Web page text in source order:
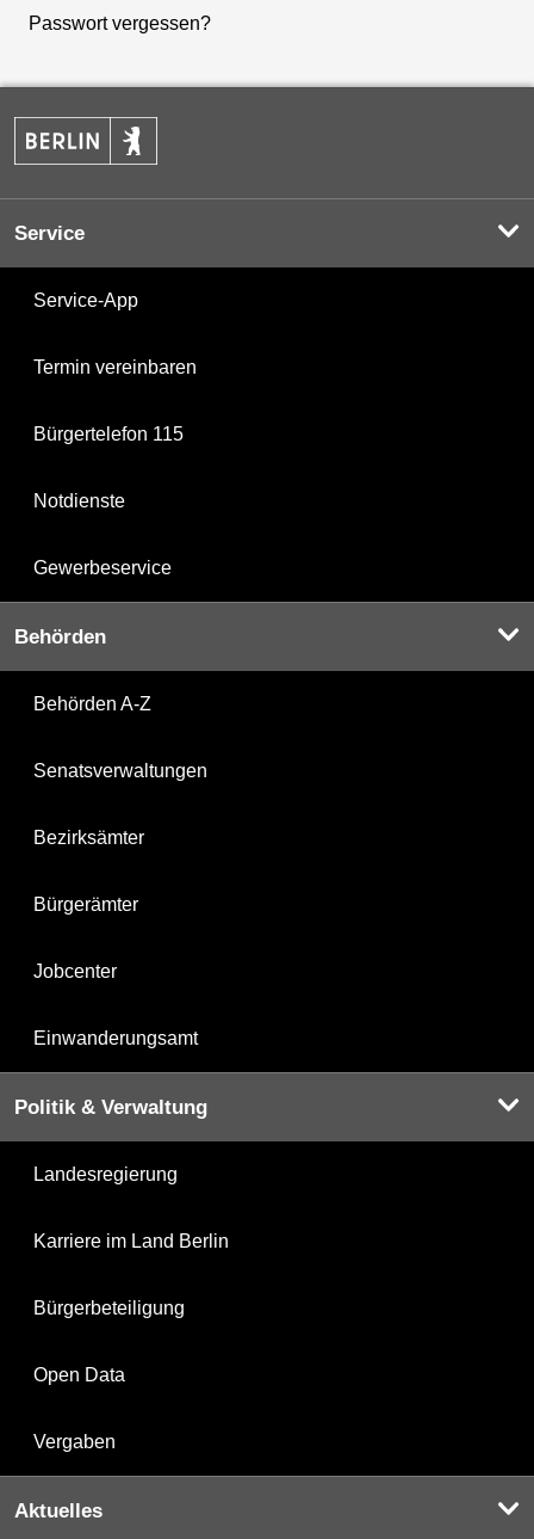
Passwort vergessen?
Service
Service-App
Termin vereinbaren
Bürgertelefon 115
Notdienste
Gewerbeservice
Behörden
Behörden A-Z
Senatsverwaltungen
Bezirksämter
Bürgerämter
Jobcenter
Einwanderungsamt
Politik & Verwaltung
Landesregierung
Karriere im Land Berlin
Bürgerbeteiligung
Open Data
Vergaben
Aktuelles